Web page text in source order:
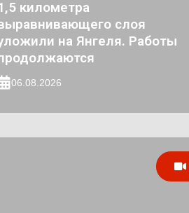
километра
слоя
на Янгеля. Работы
06.08.2026